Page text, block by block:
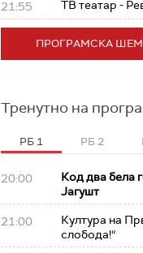
21:55 ТВ театар -
ПРОГРАМСКА
Тренутно на
РБ 1 РБ 2
20:00
Код два бела
Јагушт
21:00
Култура на
слобода!“